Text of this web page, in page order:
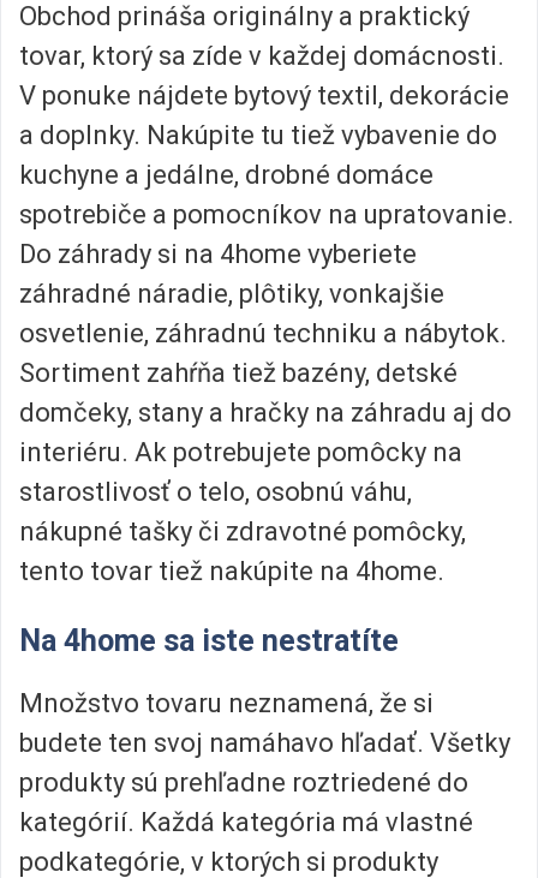
Obchod prináša originálny a praktický
tovar, ktorý sa zíde v každej domácnosti.
V ponuke nájdete bytový textil, dekorácie
a doplnky. Nakúpite tu tiež vybavenie do
kuchyne a jedálne, drobné domáce
spotrebiče a pomocníkov na upratovanie.
Do záhrady si na 4home vyberiete
záhradné náradie, plôtiky, vonkajšie
osvetlenie, záhradnú techniku a nábytok.
Sortiment zahŕňa tiež bazény, detské
domčeky, stany a hračky na záhradu aj do
interiéru. Ak potrebujete pomôcky na
starostlivosť o telo, osobnú váhu,
nákupné tašky či zdravotné pomôcky,
tento tovar tiež nakúpite na 4home.
Na 4home sa iste nestratíte
Množstvo tovaru neznamená, že si
budete ten svoj namáhavo hľadať. Všetky
produkty sú prehľadne roztriedené do
kategórií. Každá kategória má vlastné
podkategórie, v ktorých si produkty